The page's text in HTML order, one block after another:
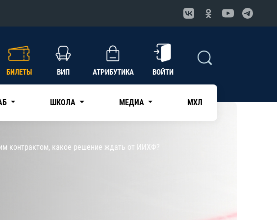
БИЛЕТЫ ВИП АТРИБУТИКА ВОЙТИ
ШКОЛА МЕДИА МХЛ
контрактом, какое решение ждать от ИИХФ?